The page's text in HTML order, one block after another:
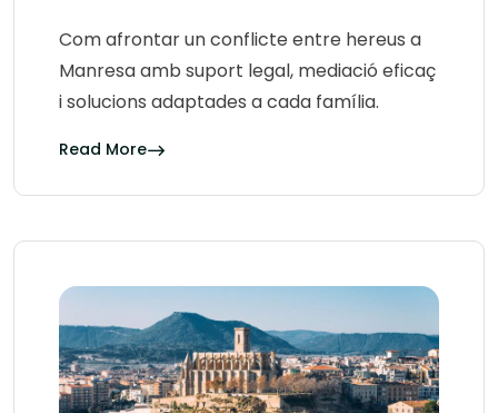
Com afrontar un conflicte entre hereus a
Manresa amb suport legal, mediació eficaç
i solucions adaptades a cada família.
Read More